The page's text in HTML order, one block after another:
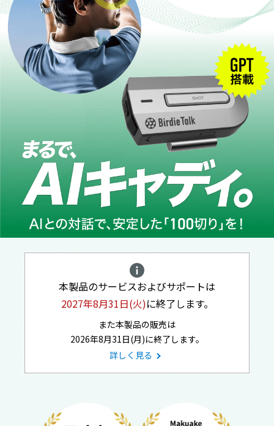
本製品のサービスおよびサポートは
2027年8月31日(火)に終了します。
また本製品の販売は
2026年8月31日(月)に終了します。
詳しく見る